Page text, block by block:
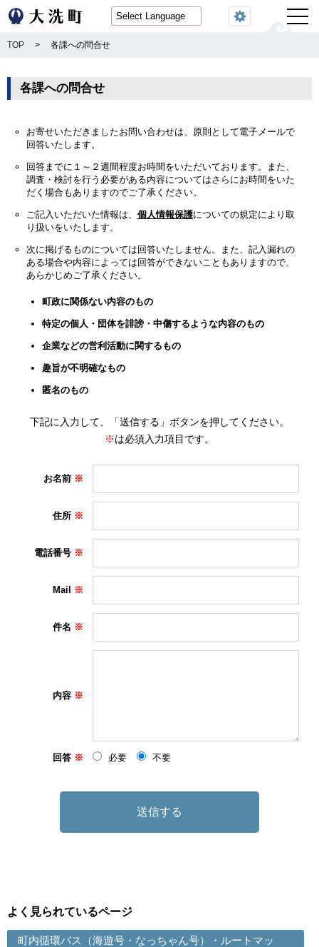
閲覧機能
TOP > 各課への問合せ
各課への問合せ
お寄せいただきましたお問い合わせは、原則として電子メールで
回答いたします。
回答までに１～２週間程度お時間をいただいております。また、
調査・検討を行う必要がある内容についてはさらにお時間をいた
だく場合もありますのでご了承ください。
ご記入いただいた情報は、 個人情報保護についての規定により取
り扱いをいたします。
次に掲げるものについては回答いたしません。また、記入漏れの
ある場合や内容によっては回答ができないこともありますので、
あらかじめご了承ください。
町政に関係ない内容のもの
特定の個人・団体を誹謗・中傷するような内容のもの
企業などの営利活動に関するもの
趣旨が不明確なもの
匿名のもの
下記に入力して、「送信する」ボタンを押してください。
※は必須入力項目です。
お名前
住所
電話番号
Mail
件名
内容
回答 必要 不要
よく見られているページ
町内循環バス（海遊号・なっちゃん号）・ルートマッ